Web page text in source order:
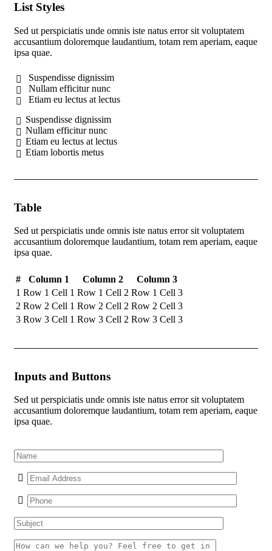
List Styles
Sed ut perspiciatis unde omnis iste natus error sit voluptatem
accusantium doloremque laudantium, totam rem aperiam, eaque
ipsa quae.
Suspendisse dignissim
Nullam efficitur nunc
Etiam eu lectus at lectus
Suspendisse dignissim
Nullam efficitur nunc
Etiam eu lectus at lectus
Etiam lobortis metus
Table
Sed ut perspiciatis unde omnis iste natus error sit voluptatem
accusantium doloremque laudantium, totam rem aperiam, eaque
ipsa quae.
# Column 1 Column 2
Column 3
1 Row 1 Cell 1 Row 1 Cell 2 Row 1 Cell 3
2 Row 2 Cell 1 Row 2 Cell 2 Row 2 Cell 3
3 Row 3 Cell 1 Row 3 Cell 2 Row 3 Cell 3
Inputs and Buttons
Sed ut perspiciatis unde omnis iste natus error sit voluptatem
accusantium doloremque laudantium, totam rem aperiam, eaque
ipsa quae.